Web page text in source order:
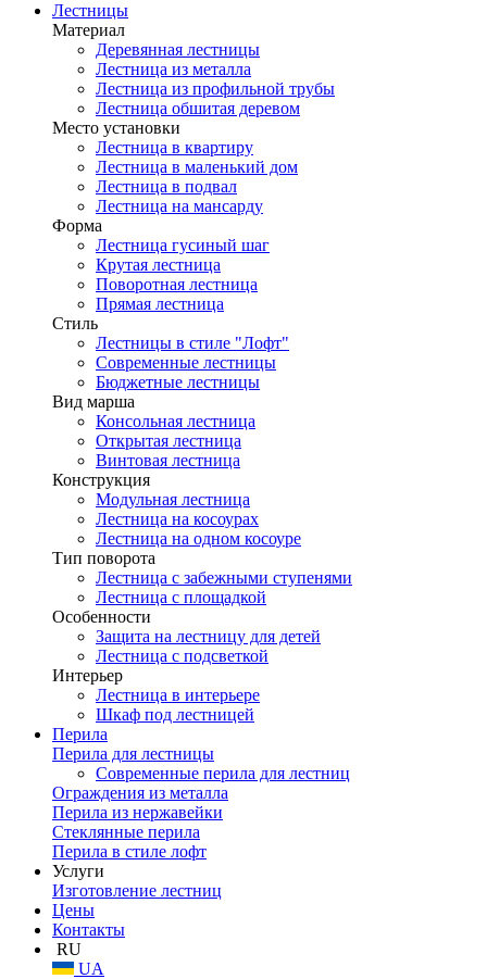
Лестницы
Материал
Деревянная лестницы
Лестница из металла
Лестница из профильной трубы
Лестница обшитая деревом
Место установки
Лестница в квартиру
Лестница в маленький дом
Лестница в подвал
Лестница на мансарду
Форма
Лестница гусиный шаг
Крутая лестница
Поворотная лестница
Прямая лестница
Стиль
Лестницы в стиле "Лофт"
Современные лестницы
Бюджетные лестницы
Вид марша
Консольная лестница
Открытая лестница
Винтовая лестница
Конструкция
Модульная лестница
Лестница на косоурах
Лестница на одном косоуре
Тип поворота
Лестница с забежными ступенями
Лестница с площадкой
Особенности
Защита на лестницу для детей
Лестница с подсветкой
Интерьер
Лестница в интерьере
Шкаф под лестницей
Перила
Перила для лестницы
Современные перила для лестниц
Ограждения из металла
Перила из нержавейки
Стеклянные перила
Перила в стиле лофт
Услуги
Изготовление лестниц
Цены
Контакты
RU
UA